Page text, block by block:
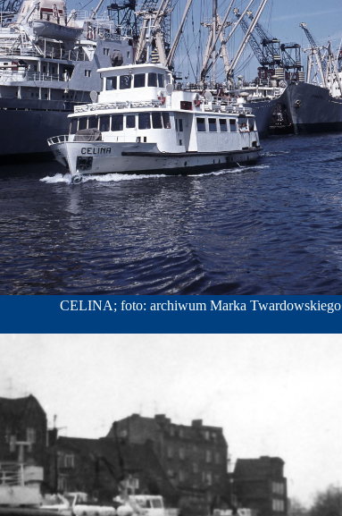
CELINA; foto: archiwum Marka Twardowskiego